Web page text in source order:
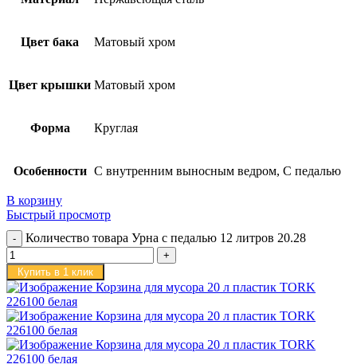
Цвет бака Матовый хром
Цвет крышки Матовый хром
Форма Круглая
Особенности С внутренним выносным ведром, С педалью
В корзину
Быстрый просмотр
Количество товара Урна с педалью 12 литров 20.28
Купить в 1 клик